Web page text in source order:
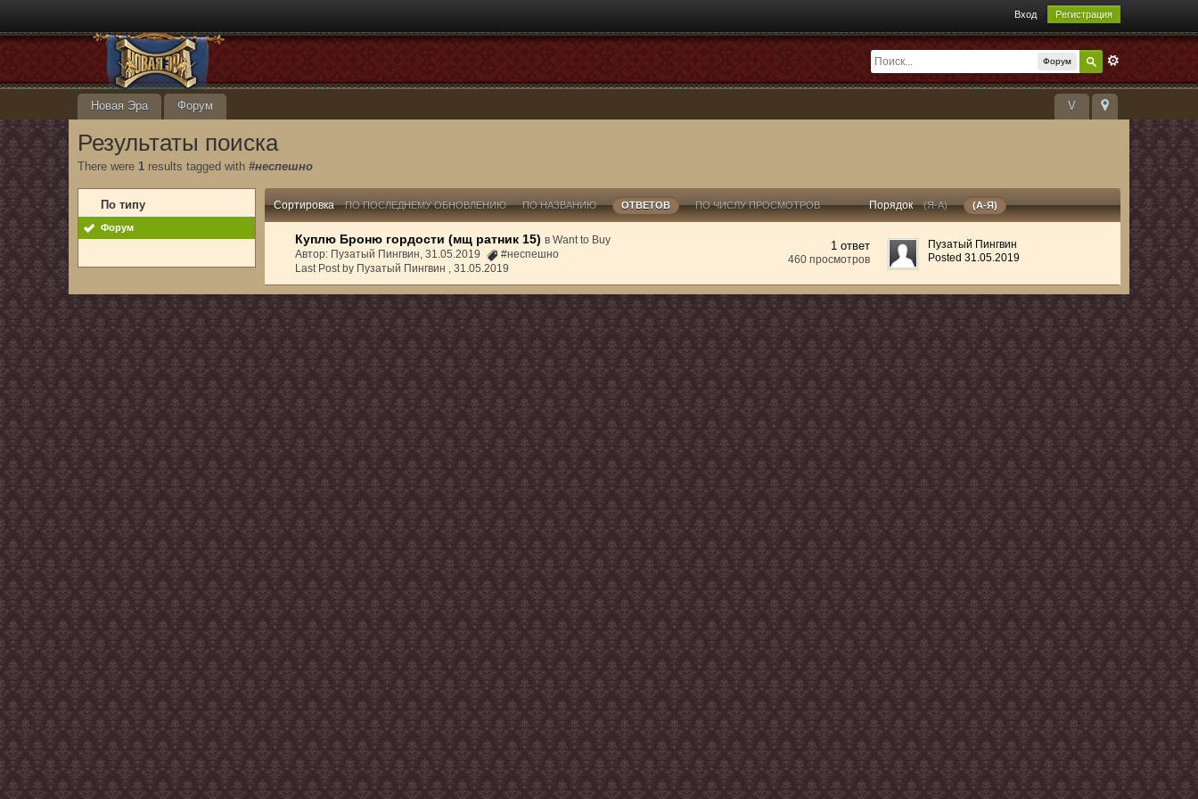
Вход Регистрация
Форум
V
Новая Эра Форум
Результаты поиска
There were 1 results tagged with#неспешно
По типу
Форум
Сортировка ПО ПОСЛЕДНЕМУ ОБНОВЛЕНИЮ ПО НАЗВАНИЮ ОТВЕТОВ ПО ЧИСЛУ ПРОСМОТРОВ Порядок (Я-А) (А-Я)
Куплю Броню гордости (мщ ратник 15) вWant to Buy
Автор: Пузатый Пингвин, 31.05.2019
#неспешно
Last Post by Пузатый Пингвин ,31.05.2019
1 ответ
460 просмотров
Пузатый Пингвин
Posted 31.05.2019